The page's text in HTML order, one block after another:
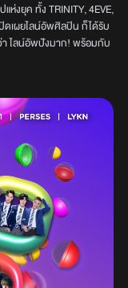
งยุค ทั้ง TRINITY, 4EVE,
ปิดเผยไลน์อัพศิลปิน ก็ได้รับ
ไลน์อัพปังมาก! พร้อมกับ